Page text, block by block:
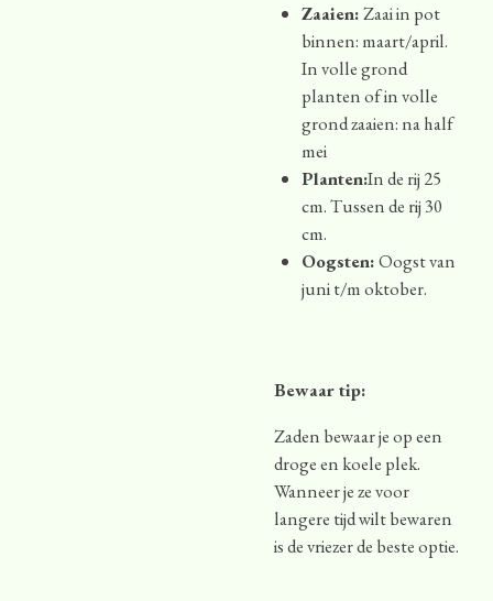
Zaaien:Zaai in pot
binnen: maart/april.
In volle grond
planten of in volle
grond zaaien: na half
mei
Planten:In de rij 25
cm. Tussen de rij 30
cm.
Oogsten:Oogst van
juni t/m oktober.
Bewaar tip:
Zaden bewaar je op een
droge en koele plek.
Wanneer je ze voor
langere tijd wilt bewaren
is de vriezer de beste optie.